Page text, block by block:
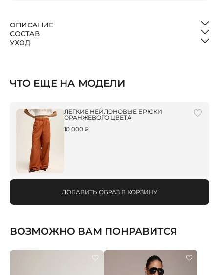
ОПИСАНИЕ
СОСТАВ
УХОД
ЧТО ЕЩЕ НА МОДЕЛИ
ЛЕГКИЕ НЕЙЛОНОВЫЕ БРЮКИ
ОРАНЖЕВОГО ЦВЕТА
10 000 ₽
ДОБАВИТЬ ОБРАЗ В КОРЗИНУ
ВОЗМОЖНО ВАМ ПОНРАВИТСЯ